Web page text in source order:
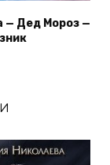
— Дед Мороз —